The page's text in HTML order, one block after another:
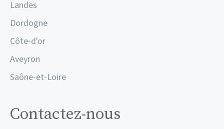
Landes
Dordogne
Côte-d'or
Aveyron
Saône-et-Loire
Contactez-nous